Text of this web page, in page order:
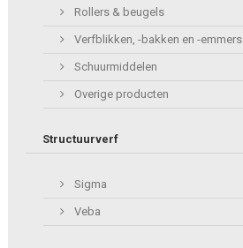
Rollers & beugels
Verfblikken, -bakken en -emmers
Schuurmiddelen
Overige producten
Structuurverf
Sigma
Veba